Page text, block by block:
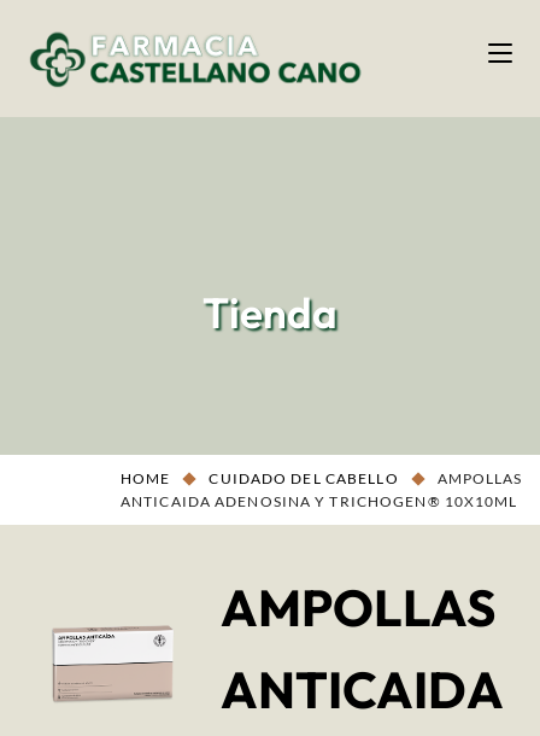
Tienda
HOME CUIDADO DEL CABELLO
AMPOLLAS
ANTICAIDA ADENOSINA Y TRICHOGEN® 10X10ML
AMPOLLAS
ANTICAIDA